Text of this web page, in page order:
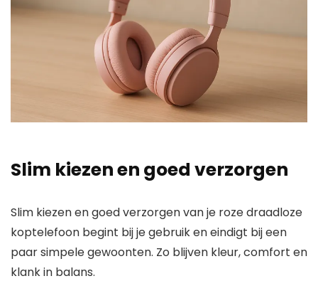
Slim kiezen en goed verzorgen
Slim kiezen en goed verzorgen van je roze draadloze
koptelefoon begint bij je gebruik en eindigt bij een
paar simpele gewoonten. Zo blijven kleur, comfort en
klank in balans.